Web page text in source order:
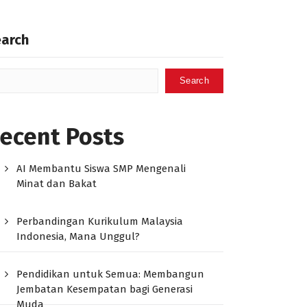
Search
Posts
AI Membantu Siswa SMP Mengenali
Minat dan Bakat
Perbandingan Kurikulum Malaysia
Indonesia, Mana Unggul?
Pendidikan untuk Semua: Membangun
Jembatan Kesempatan bagi Generasi
Muda